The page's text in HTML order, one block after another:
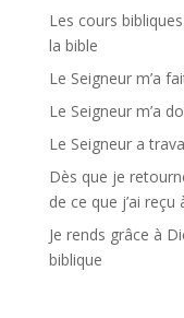
Les cours
la bible
Le Seigneur m’a
Le Seigneur m’a
Le Seigneur a
Dès que je
de ce que j’ai reçu
Je rends grâce à
biblique